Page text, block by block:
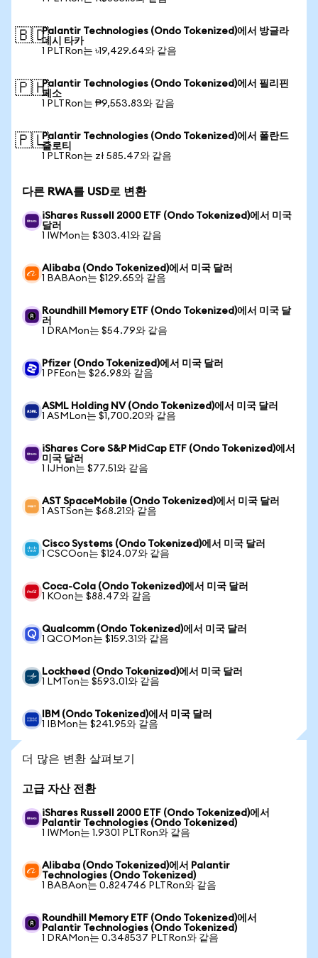
🇧🇩Palantir Technologies (Ondo Tokenized)에서 방글라
데시 타카
1 PLTRon는 ৳19,429.64와 같음
🇵🇭Palantir Technologies (Ondo Tokenized)에서 필리핀
페소
1 PLTRon는 ₱9,553.83와 같음
🇵🇱Palantir Technologies (Ondo Tokenized)에서 폴란드
즐로티
1 PLTRon는 zł 585.47와 같음
다른 RWA를 USD로 변환
iShares Russell 2000 ETF (Ondo Tokenized)에서 미국
달러
1 IWMon는 $303.41와 같음
Alibaba (Ondo Tokenized)에서 미국 달러
1 BABAon는 $129.65와 같음
Roundhill Memory ETF (Ondo Tokenized)에서 미국 달
러
1 DRAMon는 $54.79와 같음
Pfizer (Ondo Tokenized)에서 미국 달러
1 PFEon는 $26.98와 같음
ASML Holding NV (Ondo Tokenized)에서 미국 달러
1 ASMLon는 $1,700.20와 같음
iShares Core S&P MidCap ETF (Ondo Tokenized)에서
미국 달러
1 IJHon는 $77.51와 같음
AST SpaceMobile (Ondo Tokenized)에서 미국 달러
1 ASTSon는 $68.21와 같음
Cisco Systems (Ondo Tokenized)에서 미국 달러
1 CSCOon는 $124.07와 같음
Coca-Cola (Ondo Tokenized)에서 미국 달러
1 KOon는 $88.47와 같음
Qualcomm (Ondo Tokenized)에서 미국 달러
1 QCOMon는 $159.31와 같음
Lockheed (Ondo Tokenized)에서 미국 달러
1 LMTon는 $593.01와 같음
IBM (Ondo Tokenized)에서 미국 달러
1 IBMon는 $241.95와 같음
더 많은 변환 살펴보기
고급 자산 전환
iShares Russell 2000 ETF (Ondo Tokenized)에서
Palantir Technologies (Ondo Tokenized)
1 IWMon는 1.9301 PLTRon와 같음
Alibaba (Ondo Tokenized)에서 Palantir
Technologies (Ondo Tokenized)
1 BABAon는 0.824746 PLTRon와 같음
Roundhill Memory ETF (Ondo Tokenized)에서
Palantir Technologies (Ondo Tokenized)
1 DRAMon는 0.348537 PLTRon와 같음